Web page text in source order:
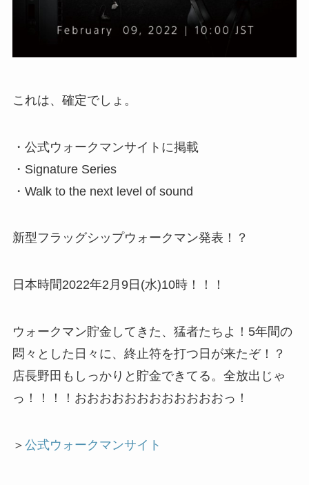
これは、確定でしょ。
・公式ウォークマンサイトに掲載
・Signature Series
・Walk to the next level of sound
新型フラッグシップウォークマン発表！？
日本時間2022年2月9日(水)10時！！！
ウォークマン貯金してきた、猛者たちよ！5年間の
悶々とした日々に、終止符を打つ日が来たぞ！？
店長野田もしっかりと貯金できてる。全放出じゃ
っ！！！！おおおおおおおおおおおおっ！
＞ 公式ウォークマンサイト